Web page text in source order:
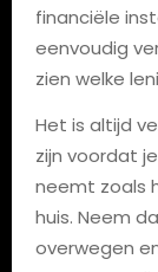
financiële
eenvoudig
zien welke
Het is altijd
zijn voordat
neemt zoals
huis. Neem
overwegen